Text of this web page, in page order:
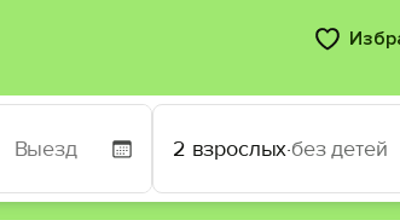
2 взрослых·без детей